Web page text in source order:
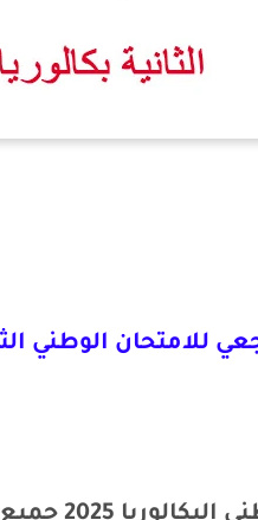
للامتحان الوطني الثانية